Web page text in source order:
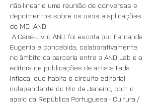
não-linear e uma reunião de conversas e
depoimentos sobre os usos e aplicações
do MO_AND.
A Caixa-Livro AND foi escrita por Fernanda
Eugenio e concebida, colaborativamente,
no âmbito da parceria entre o AND Lab e a
editora de publicações de artista Fada
Inflada, que habita o circuito editorial
independente do Rio de Janeiro, com o
apoio da República Portuguesa - Cultura /